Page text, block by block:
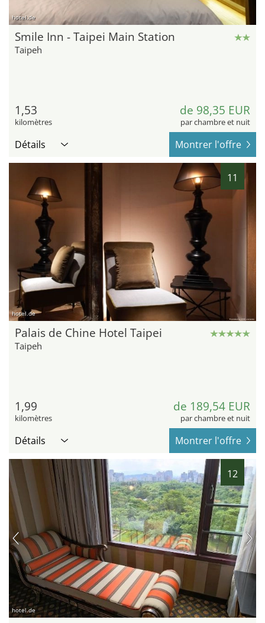
hotel.de
Smile Inn - Taipei Main Station
Taipeh
1,53
kilomètres
de 98,35 EUR
par chambre et nuit
Détails Montrer l'offre
11
hotel.de
Palais de Chine Hotel Taipei
Taipeh
1,99
kilomètres
de 189,54 EUR
par chambre et nuit
Détails Montrer l'offre
12
hotel.de